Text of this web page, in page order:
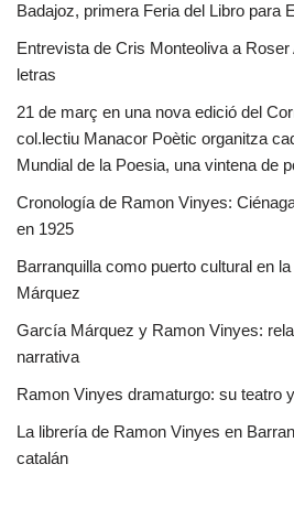
Badajoz, primera Feria del Libro para
Entrevista de Cris Monteoliva a
letras
21 de març en una nova edició del
col.lectiu Manacor Poètic organitza
Mundial de la Poesia, una vintena de
Cronología de Ramon Vinyes:
en 1925
Barranquilla como puerto cultural en
Márquez
García Márquez y Ramon Vinyes:
narrativa
Ramon Vinyes dramaturgo: su teatro
La librería de Ramon Vinyes en
catalán